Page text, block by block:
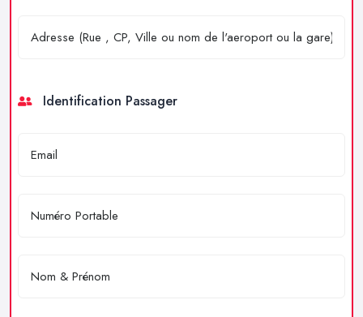
Identification Passager